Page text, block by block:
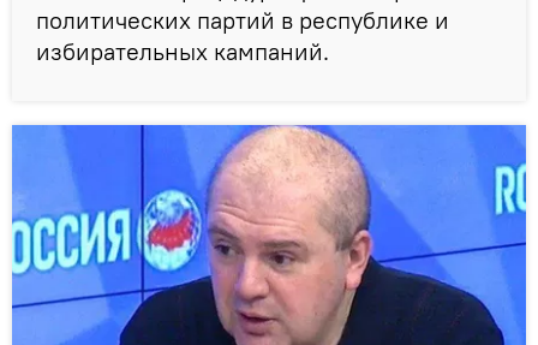
политических партий в республике и
избирательных кампаний.